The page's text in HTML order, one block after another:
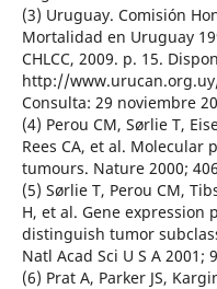
(3) Uruguay. Comisión
Mortalidad en Uruguay
CHLCC, 2009. p. 15.
http://
Consulta: 29 noviembre
(4) Perou CM, Sørlie T,
Rees CA, et al.
tumours. Nature 2000;
(5) Sørlie T, Perou CM,
H, et al. Gene expression
distinguish tumor
Natl Acad Sci U S A 2001;
(6) Prat A, Parker JS,